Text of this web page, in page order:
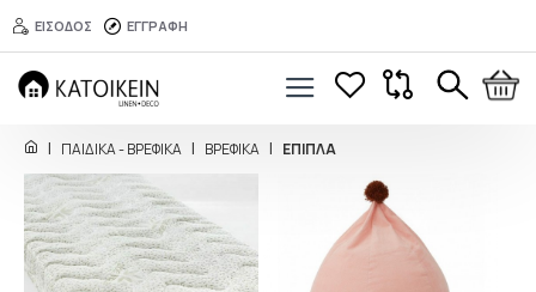
ΕΙΣΟΔΟΣ ΕΓΓΡΑΦΗ
ΠΑΙΔΙΚΑ - ΒΡΕΦΙΚΑ ΒΡΕΦΙΚΑ ΕΠΙΠΛΑ